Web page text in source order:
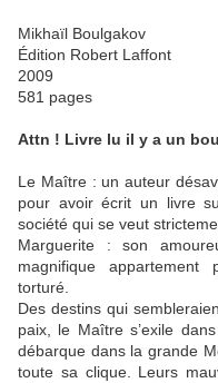
Mikhaïl Boulgakov
Édition Robert Laffont
2009
581 pages
Attn ! Livre lu il y a un
Le Maître : un auteur
pour avoir écrit un livre
société qui se veut
Marguerite : son
magnifique
torturé.
Des destins qui
paix, le Maître s’exile
débarque dans la grande
toute sa clique. Leurs